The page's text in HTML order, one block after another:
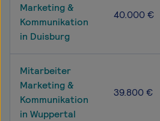
Marketing &
Kommunikation
in Duisburg
40.000 €
Mitarbeiter
Marketing &
Kommunikation
in Wuppertal
39.800 €